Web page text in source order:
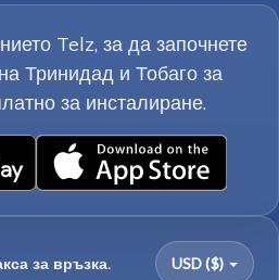
Telz, за да започнете
Тринидад и Тобаго за
за инсталиране.
за връзка. USD ($)